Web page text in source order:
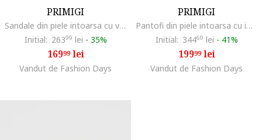
PRIMIGI
Sandale din piele intoarsa cu varf decupat, Roz/Galben mustar
Initial: 26399 lei - 35%
16999lei
Vandut de Fashion Days
PRIMIGI
Pantofi din piele intoarsa cu imprimeu, Bej
Initial: 34469 lei - 41%
19999lei
Vandut de Fashion Days